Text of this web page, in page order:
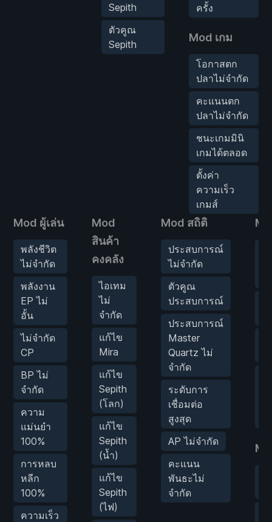
Sepith
ตัวคูณ
Sepith
ครั้ง
Mod เกม
โอกาสตก
ปลาไม่จำกัด
คะแนนตก
ปลาไม่จำกัด
ชนะเกมมินิ
เกมได้ตลอด
ตั้งค่า
ความเร็ว
เกมส์
Mod ผู้เล่น
พลังชีวิต
ไม่จำกัด
พลังงาน
EP ไม่
อั้น
ไม่จำกัด
CP
BP ไม่
จำกัด
ความ
แม่นยำ
100%
การหลบ
หลีก
100%
ความเร็ว
Mod
สินค้า
คงคลัง
ไอเทม
ไม่
จำกัด
แก้ไข
Mira
แก้ไข
Sepith
(โลก)
แก้ไข
Sepith
(น้ำ)
แก้ไข
Sepith
(ไฟ)
Mod สถิติ
ประสบการณ์
ไม่จำกัด
ตัวคูณ
ประสบการณ์
ประสบการณ์
Master
Quartz ไม่
จำกัด
ระดับการ
เชื่อมต่อ
สูงสุด
AP ไม่จำกัด
คะแนน
พันธะไม่
จำกัด